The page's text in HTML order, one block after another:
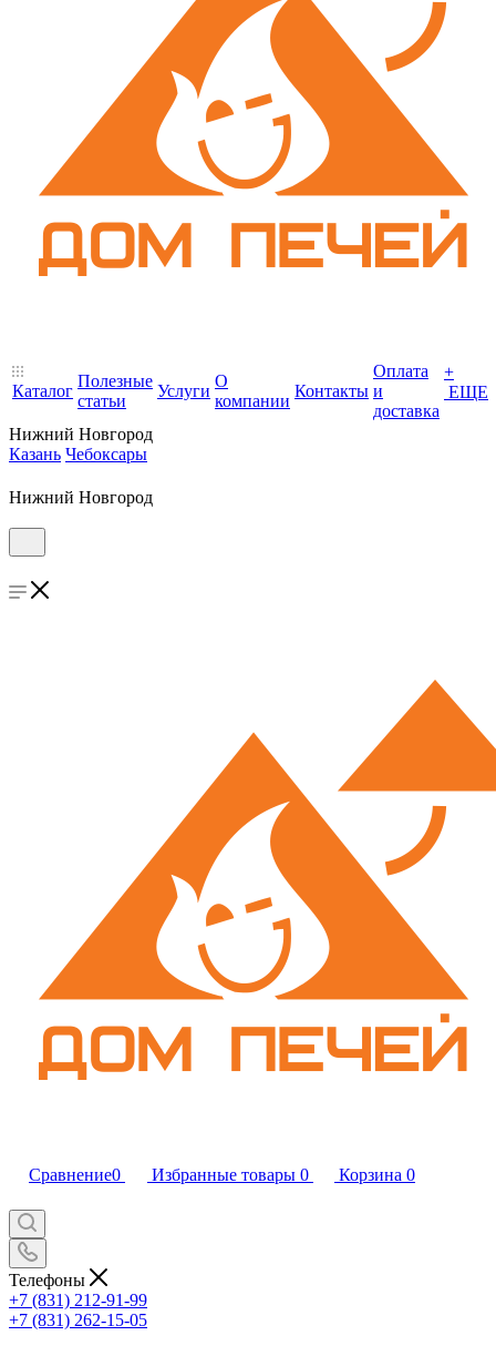
Каталог
Полезные
статьи
Услуги
О
компании
Контакты
Оплата
и
доставка
+
ЕЩЕ
Нижний Новгород
Казань Чебоксары
Нижний Новгород
Сравнение0 Избранные товары 0 Корзина 0
Телефоны
+7 (831) 212-91-99
+7 (831) 262-15-05